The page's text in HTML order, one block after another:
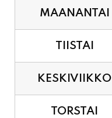
MAANANTAI
TIISTAI
KESKIVIIKKO
TORSTAI